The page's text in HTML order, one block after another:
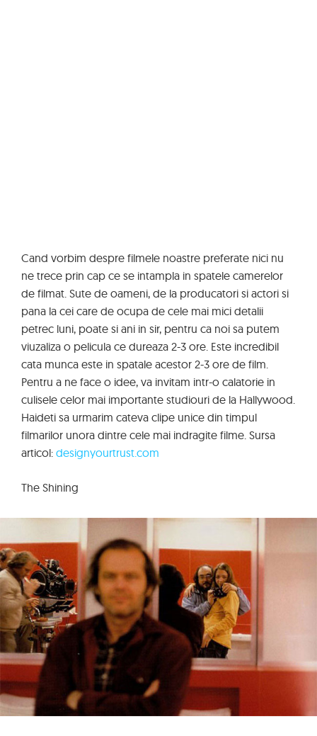
Cand vorbim despre filmele noastre preferate nici nu
ne trece prin cap ce se intampla in spatele camerelor
de filmat. Sute de oameni, de la producatori si actori si
pana la cei care de ocupa de cele mai mici detalii
petrec luni, poate si ani in sir, pentru ca noi sa putem
viuzaliza o pelicula ce dureaza 2-3 ore. Este incredibil
cata munca este in spatale acestor 2-3 ore de film.
Pentru a ne face o idee, va invitam intr-o calatorie in
culisele celor mai importante studiouri de la Hallywood.
Haideti sa urmarim cateva clipe unice din timpul
filmarilor unora dintre cele mai indragite filme. Sursa
articol: designyourtrust.com
The Shining